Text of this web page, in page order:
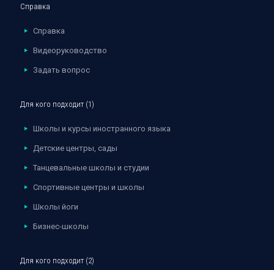
Справка
Справка
Видеоруководство
Задать вопрос
Для кого подходит (1)
Школы и курсы иностранного языка
Детские центры, сады
Танцевальные школы и студии
Спортивные центры и школы
Школы йоги
Бизнес-школы
Для кого подходит (2)